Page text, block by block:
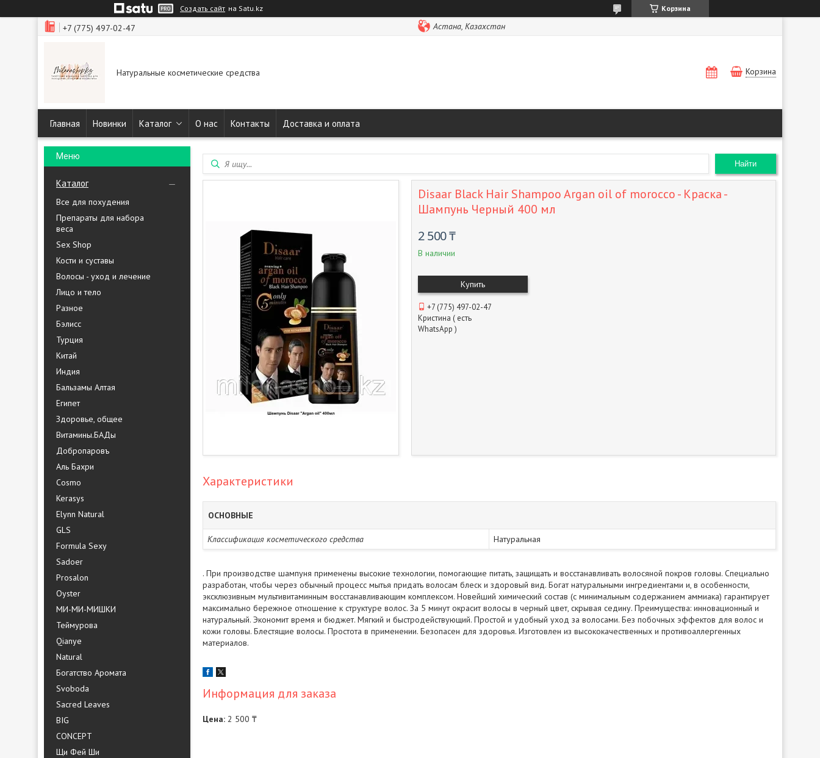
Создать сайт на Satu.kz Корзина
+7 (775) 497-02-47 Астана, Казахстан
Натуральные косметические средства Корзина
Главная Новинки Каталог О нас Контакты Доставка и оплата
Каталог
Все для похудения
Препараты для набора
веса
Sex Shop
Кости и суставы
Волосы - уход и лечение
Лицо и тело
Разное
Бэлисс
Турция
Китай
Индия
Бальзамы Алтая
Египет
Здоровье, общее
Витамины.БАДы
Добропаровъ
Аль Бахри
Cosmo
Kerasys
Elynn Natural
GLS
Formula Sexy
Sadoer
Prosalon
Oyster
МИ-МИ-МИШКИ
Теймурова
Qianye
Natural
Богатство Аромата
Svoboda
Sacred Leaves
BIG
CONCEPT
Щи Фей Ши
Найти
Disaar Black Hair Shampoo Argan oil of morocco - Краска -
Шампунь Черный 400 мл
2 500 ₸
В наличии
Купить
+7 (775) 497-02-47
Кристина ( есть
WhatsApp )
Характеристики
ОСНОВНЫЕ
Классификация косметического средства Натуральная
. При производстве шампуня применены высокие технологии, помогающие питать, защищать и восстанавливать волосяной покров головы. Специально
разработан, чтобы через обычный процесс мытья придать волосам блеск и здоровый вид. Богат натуральными ингредиентами и, в особенности,
эксклюзивным мультивитаминным восстанавливающим комплексом. Новейший химический состав (с минимальным содержанием аммиака) гарантирует
максимально бережное отношение к структуре волос. За 5 минут окрасит волосы в черный цвет, скрывая седину. Преимущества: инновационный и
натуральный. Экономит время и бюджет. Мягкий и быстродействующий. Простой и удобный уход за волосами. Без побочных эффектов для волос и
кожи головы. Блестящие волосы. Простота в применении. Безопасен для здоровья. Изготовлен из высококачественных и противоаллергенных
материалов.
Информация для заказа
Цена: 2 500 ₸